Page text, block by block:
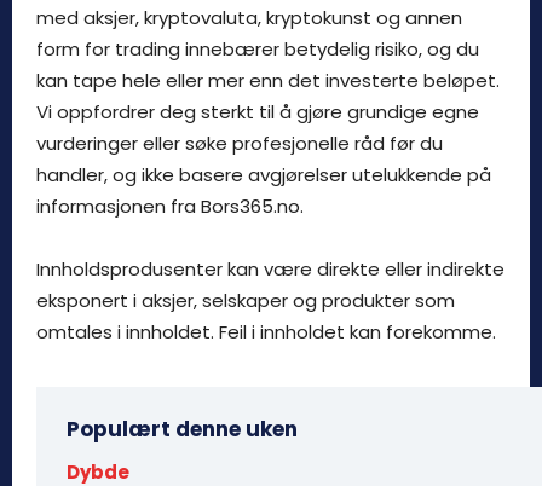
med aksjer, kryptovaluta, kryptokunst og annen
form for trading innebærer betydelig risiko, og du
kan tape hele eller mer enn det investerte beløpet.
Vi oppfordrer deg sterkt til å gjøre grundige egne
vurderinger eller søke profesjonelle råd før du
handler, og ikke basere avgjørelser utelukkende på
informasjonen fra Bors365.no.
Innholdsprodusenter kan være direkte eller indirekte
eksponert i aksjer, selskaper og produkter som
omtales i innholdet. Feil i innholdet kan forekomme.
Populært denne uken
Dybde